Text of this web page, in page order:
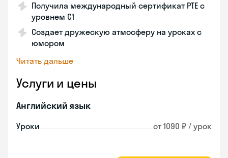
Получила международный сертификат PTE с
уровнем C1
Создает дружескую атмосферу на уроках с
юмором
Читать дальше
Услуги и цены
Английский язык
Уроки от 1090 ₽ / урок